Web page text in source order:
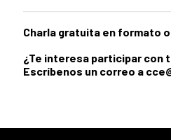
Charla gratuita en formato
¿Te interesa participar con
Escríbenos un correo a